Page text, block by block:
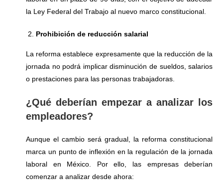
la Ley Federal del Trabajo al nuevo marco constitucional.
Prohibición de reducción salarial
La reforma establece expresamente que la reducción de la
jornada no podrá implicar disminución de sueldos, salarios
o prestaciones para las personas trabajadoras.
¿Qué deberían empezar a analizar los
empleadores?
Aunque el cambio será gradual, la reforma constitucional
marca un punto de inflexión en la regulación de la jornada
laboral en México. Por ello, las empresas deberían
comenzar a analizar desde ahora: